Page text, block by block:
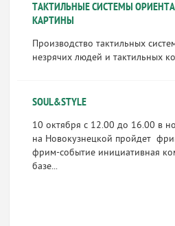
ТАКТИЛЬНЫЕ СИСТЕМЫ
КАРТИНЫ
Производство тактильных
незрячих людей и тактильных
SOUL&STYLE
10 октября с 12.00 до 16.00 в
на Новокузнецкой пройдет
фрим-событие инициативная
базе...